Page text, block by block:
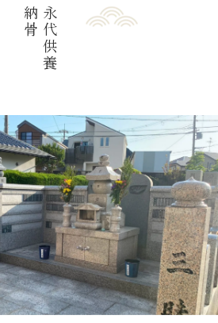
永
代
供
養
納
骨